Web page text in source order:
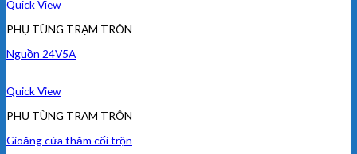
Quick View
PHỤ TÙNG TRẠM TRÔN
Nguồn 24V5A
Quick View
PHỤ TÙNG TRẠM TRÔN
Gioăng cửa thăm cối trộn